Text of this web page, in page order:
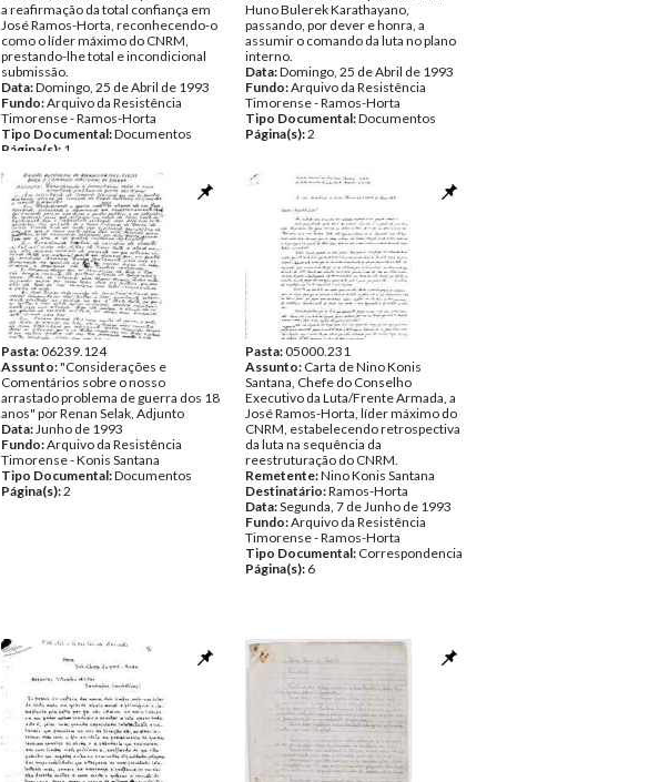
a reafirmação da total confiança em
José Ramos-Horta, reconhecendo-o
como o líder máximo do CNRM,
prestando-lhe total e incondicional
submissão.
Data:Domingo, 25 de Abril de 1993
Fundo:Arquivo da Resistência
Timorense - Ramos-Horta
Tipo Documental:Documentos
Página(s): 1
Huno Bulerek Karathayano,
passando, por dever e honra, a
assumir o comando da luta no plano
interno.
Data:Domingo, 25 de Abril de 1993
Fundo:Arquivo da Resistência
Timorense - Ramos-Horta
Tipo Documental:Documentos
Página(s):2
Pasta:06239.124
Assunto:"Considerações e
Comentários sobre o nosso
arrastado problema de guerra dos 18
anos" por Renan Selak, Adjunto
Data:Junho de 1993
Fundo:Arquivo da Resistência
Timorense - Konis Santana
Tipo Documental:Documentos
Página(s):2
Pasta:05000.231
Assunto: Carta de Nino Konis
Santana, Chefe do Conselho
Executivo da Luta/Frente Armada, a
José Ramos-Horta, líder máximo do
CNRM, estabelecendo retrospectiva
da luta na sequência da
reestruturação do CNRM.
Remetente:Nino Konis Santana
Destinatário:Ramos-Horta
Data:Segunda, 7 de Junho de 1993
Fundo:Arquivo da Resistência
Timorense - Ramos-Horta
Tipo Documental: Correspondencia
Página(s): 6